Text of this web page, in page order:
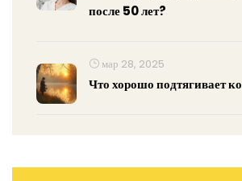
после 50 лет?
мар 28, 2025
Что хорошо подтягивает